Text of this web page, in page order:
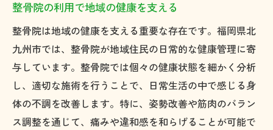
整骨院の利用で地域の健康を支える
整骨院は地域の健康を支える重要な存在です。福岡県北
九州市では、整骨院が地域住民の日常的な健康管理に寄
与しています。整骨院では個々の健康状態を細かく分析
し、適切な施術を行うことで、日常生活の中で感じる身
体の不調を改善します。特に、姿勢改善や筋肉のバラン
ス調整を通じて、痛みや違和感を和らげることが可能で